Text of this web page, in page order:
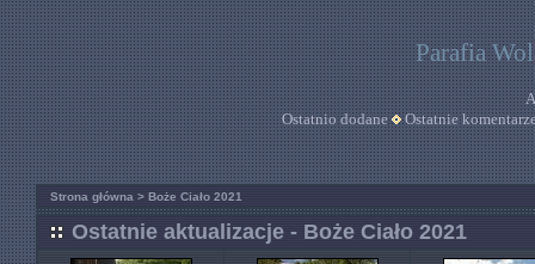
Parafia
Ostatnio dodane
Ostatnie
Strona główna > Boże Ciało 2021
Ostatnie aktualizacje - Boże Ciało 2021